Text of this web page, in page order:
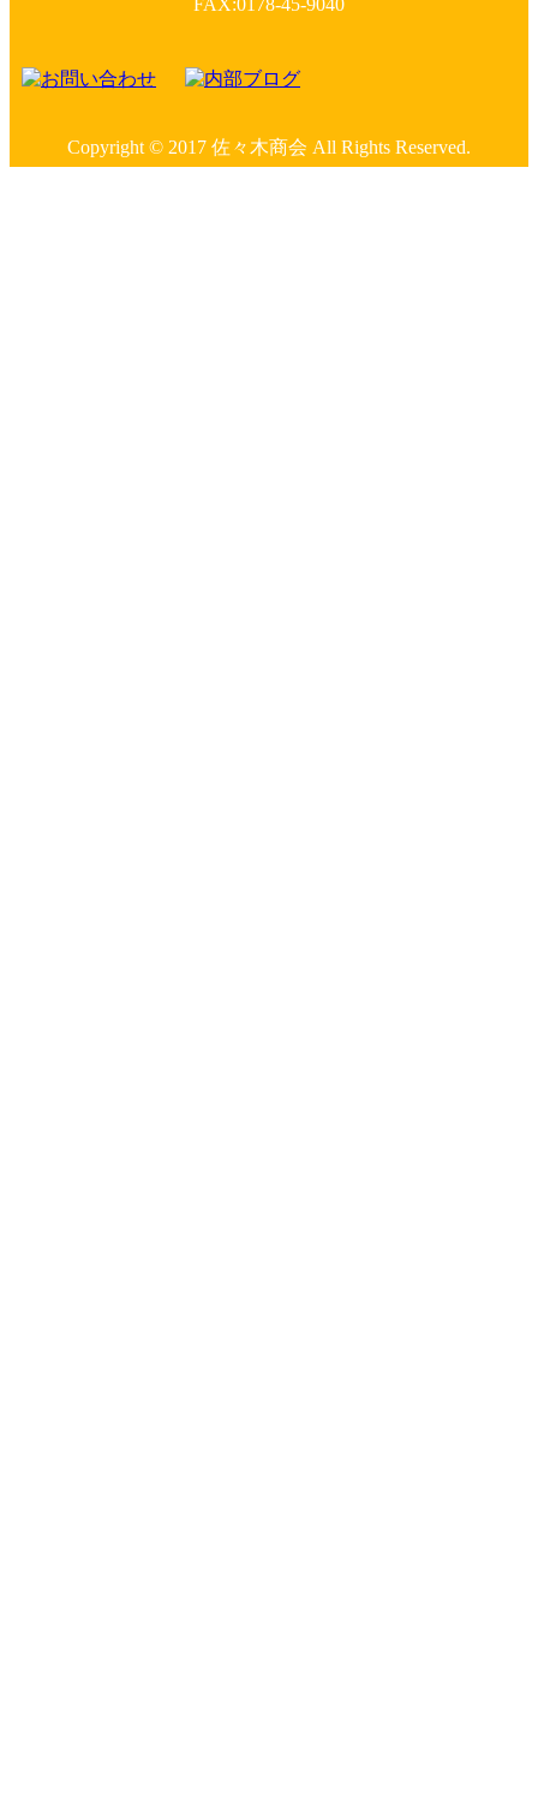
FAX:0178-45-9040
Copyright © 2017 佐々木商会 All Rights Reserved.